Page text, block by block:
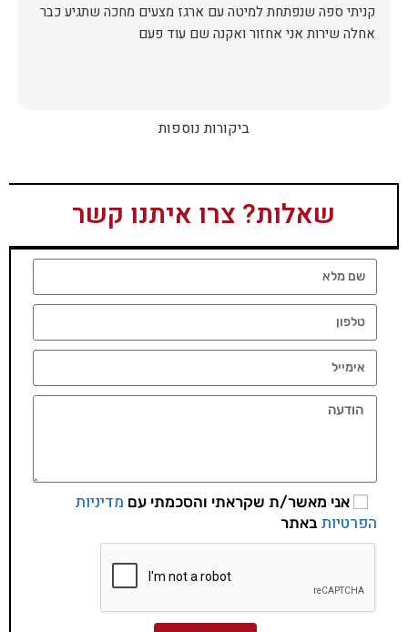
קניתי ספה שנפתחת למיטה עם ארגז מצעים מחכה שתגיע כבר
אחלה שירות אני אחזור ואקנה שם עוד פעם
ביקורות נוספות
שאלות? צרו איתנו קשר
אני מאשר/ת שקראתי והסכמתי עם מדיניות
הפרטיות באתר